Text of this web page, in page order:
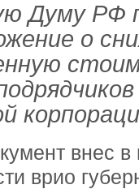
Думу РФ
о
внес в
врио